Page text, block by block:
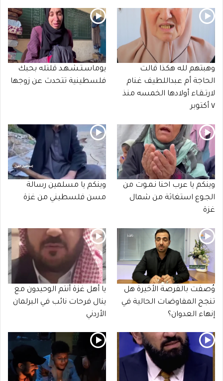
وهبتهم لله هكذا قالت
الحاجة أم عبداللطيف غنام
لارتـقـاء أولادها الخمسه منذ
٧ أكتوبر
يوماسـتـشـهـد قلتله بحبك
فلسطينية تتحدث عن زوجها
وينكم يا عرب احنا نـمـوت من
الجـوع استغاثة من شمال
غزة
وينكم يا مسلمين رسالة
مسن فلسطيني من غزة
وُصفت بالفرصة الأخيرة هل
تنجح المفاوضات الحالية في
إنهاء العدوان؟
يا أهل غزة أنتم الوحيدون مع
ينال فرحات نائب في البرلمان
الأردني